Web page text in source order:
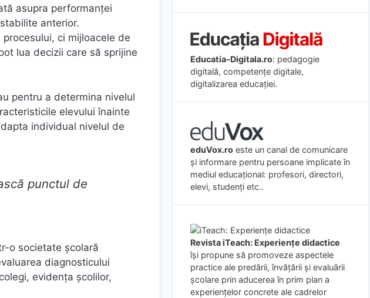
asupra performanței
anterior.
ci mijloacele de
lua decizii care să sprijine
pentru a determina nivelul
elevului înainte
individual nivelul de
punctul de
o societate școlară
diagnosticului
evidența școlilor,
Educatia-Digitala.ro: pedagogie
digitală, competențe digitale,
digitalizarea educației.
eduVox.ro este un canal de comunicare
și informare pentru persoane implicate în
mediul educațional: profesori, directori,
elevi, studenți etc..
Revista iTeach: Experienţe didactice
îşi propune să promoveze aspectele
practice ale predării, învăţării şi evaluării
şcolare prin aducerea în prim plan a
experienţelor concrete ale cadrelor